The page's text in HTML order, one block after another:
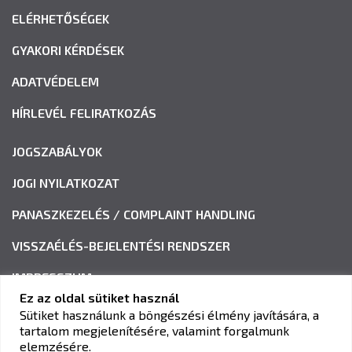
ELÉRHETŐSÉGEK
GYAKORI KÉRDÉSEK
ADATVÉDELEM
HÍRLEVÉL FELIRATKOZÁS
JOGSZABÁLYOK
JOGI NYILATKOZAT
PANASZKEZELÉS / COMPLAINT HANDLING
VISSZAÉLÉS-BEJELENTÉSI RENDSZER
IMPRESSZUM
KAV KÖZLEKEDÉSI ALKALMASSÁGI ÉS VIZSGAKÖZPONT
Ez az oldal sütiket használ
Sütiket használunk a böngészési élmény javítására, a
tartalom megjelenítésére, valamint forgalmunk
elemzésére.